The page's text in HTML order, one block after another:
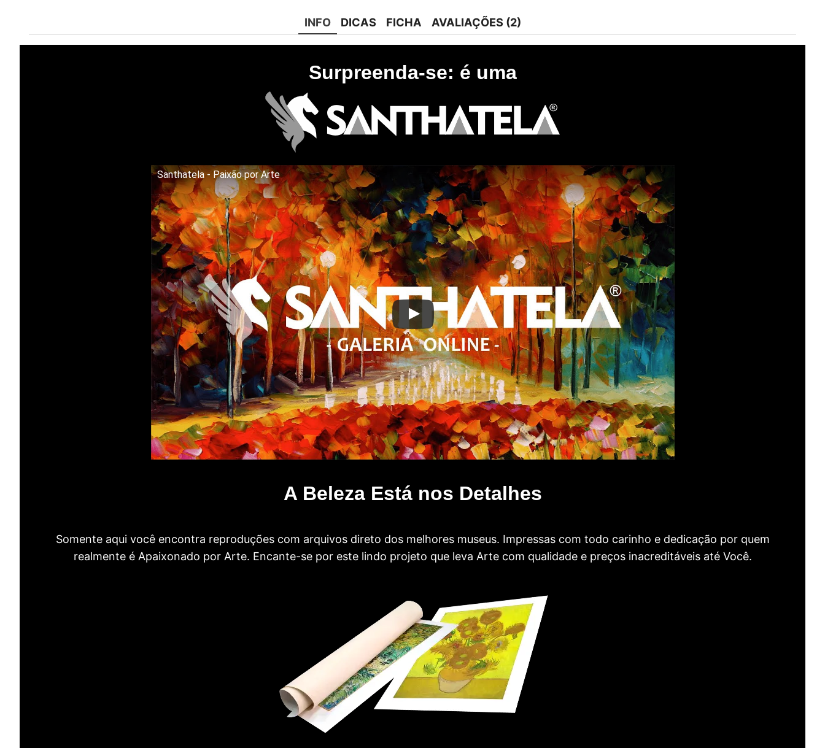
INFO DICAS FICHA AVALIAÇÕES (2)
Surpreenda-se: é uma
Santhatela - Paixão por Arte
A Beleza Está nos Detalhes
Somente aqui você encontra reproduções com arquivos direto dos melhores museus. Impressas com todo carinho e dedicação por quem
realmente é Apaixonado por Arte. Encante-se por este lindo projeto que leva Arte com qualidade e preços inacreditáveis até Você.